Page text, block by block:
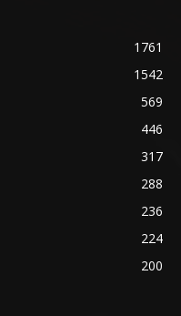
1761
1542
569
446
317
288
236
224
200